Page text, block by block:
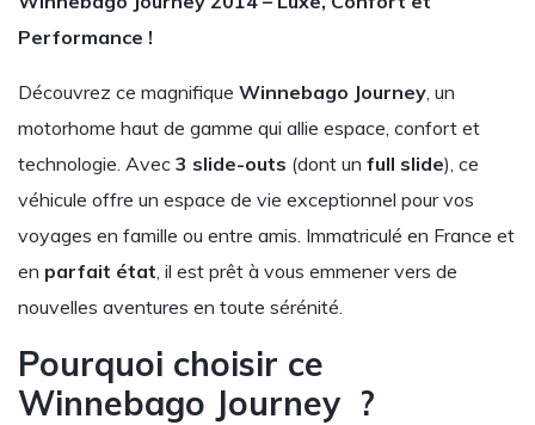
Performance !
Découvrez ce magnifique Winnebago Journey, un
motorhome haut de gamme qui allie espace, confort et
technologie. Avec 3 slide-outs (dont un full slide), ce
véhicule offre un espace de vie exceptionnel pour vos
voyages en famille ou entre amis. Immatriculé en France et
en parfait état, il est prêt à vous emmener vers de
nouvelles aventures en toute sérénité.
Pourquoi choisir ce
Winnebago Journey ?